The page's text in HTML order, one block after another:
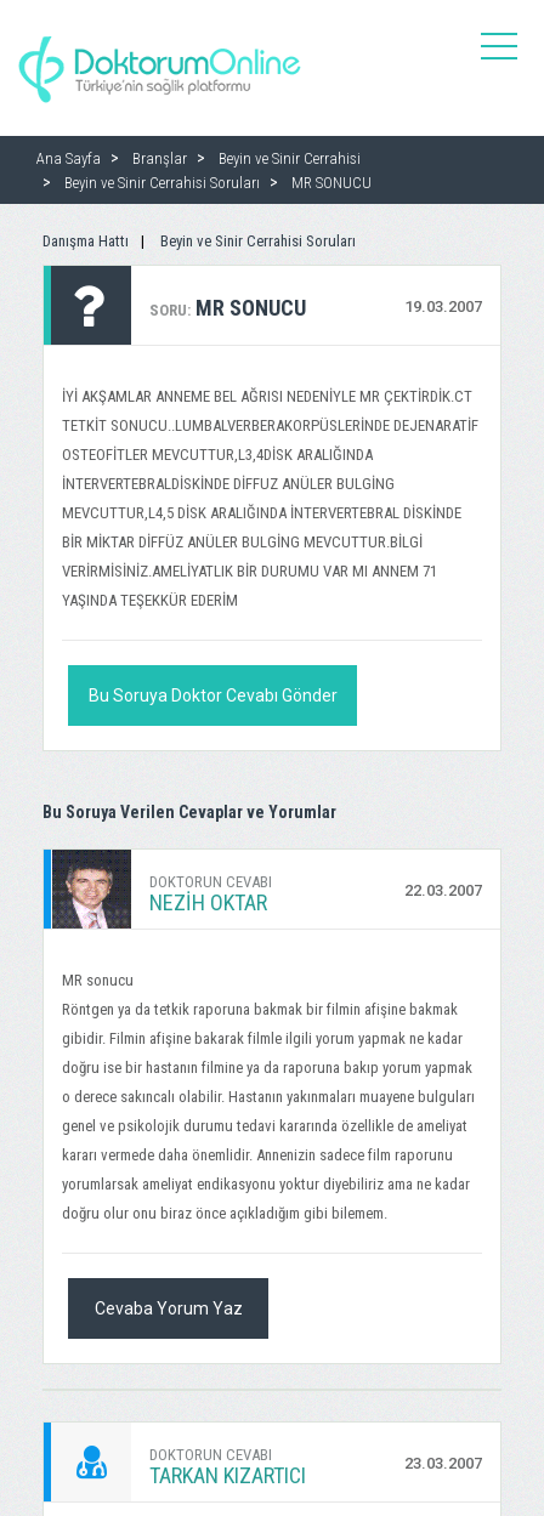
toggle
Ana Sayfa Branşlar
Beyin ve Sinir Cerrahisi
Beyin ve Sinir Cerrahisi Soruları
MR SONUCU
Danışma Hattı Beyin ve Sinir Cerrahisi Soruları
SORU: 19.03.2007
MR SONUCU
İYİ AKŞAMLAR ANNEME BEL AĞRISI NEDENİYLE MR ÇEKTİRDİK.CT
TETKİT SONUCU..LUMBALVERBERAKORPÜSLERİNDE DEJENARATİF
OSTEOFİTLER MEVCUTTUR,L3,4DİSK ARALIĞINDA
İNTERVERTEBRALDİSKİNDE DİFFUZ ANÜLER BULGİNG
MEVCUTTUR,L4,5 DİSK ARALIĞINDA İNTERVERTEBRAL DİSKİNDE
BİR MİKTAR DİFFÜZ ANÜLER BULGİNG MEVCUTTUR.BİLGİ
VERİRMİSİNİZ.AMELİYATLIK BİR DURUMU VAR MI ANNEM 71
YAŞINDA TEŞEKKÜR EDERİM
Bu Soruya Doktor Cevabı Gönder
Bu Soruya Verilen Cevaplar ve Yorumlar
DOKTORUN CEVABI
NEZIH OKTAR 22.03.2007
MR sonucu
Röntgen ya da tetkik raporuna bakmak bir filmin afişine bakmak
gibidir. Filmin afişine bakarak filmle ilgili yorum yapmak ne kadar
doğru ise bir hastanın filmine ya da raporuna bakıp yorum yapmak
o derece sakıncalı olabilir. Hastanın yakınmaları muayene bulguları
genel ve psikolojik durumu tedavi kararında özellikle de ameliyat
kararı vermede daha önemlidir. Annenizin sadece film raporunu
yorumlarsak ameliyat endikasyonu yoktur diyebiliriz ama ne kadar
doğru olur onu biraz önce açıkladığım gibi bilemem.
Cevaba Yorum Yaz
DOKTORUN CEVABI
TARKAN KIZARTICI 23.03.2007